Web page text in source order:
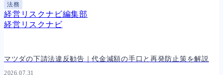
法務
経営リスクナビ編集部
経営リスクナビ
マツダの下請法違反勧告｜代金減額の手口と再発防止策を解説
2026.07.31